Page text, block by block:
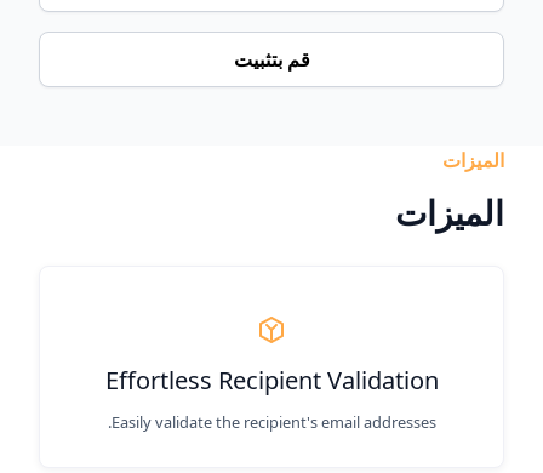
قم بتثبيت
الميزات
الميزات
Effortless Recipient Validation
Easily validate the recipient's email addresses.